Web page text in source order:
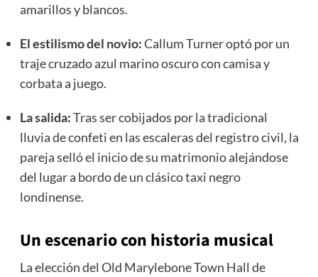
amarillos y blancos.
El estilismo del novio:Callum Turner optó por un
traje cruzado azul marino oscuro con camisa y
corbata a juego.
La salida:Tras ser cobijados por la tradicional
lluvia de confeti en las escaleras del registro civil, la
pareja selló el inicio de su matrimonio alejándose
del lugar a bordo de un clásico taxi negro
londinense.
Un escenario con historia musical
La elección del Old Marylebone Town Hall de